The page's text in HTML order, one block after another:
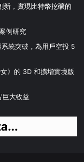
新，實現比特幣挖礦的
例研究
統突破，為用戶空投 5
》的 3D 和擴增實境版
巨大收益